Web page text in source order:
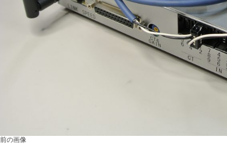
前の画像